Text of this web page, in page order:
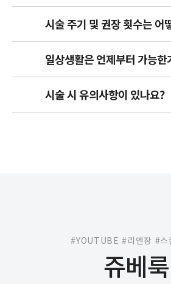
시술 주기 및 권장 횟수는 어
일상생활은 언제부터 가능한
시술 시 유의사항이 있나요?
#YOUTUBE #리엔장 #스
쥬베룩